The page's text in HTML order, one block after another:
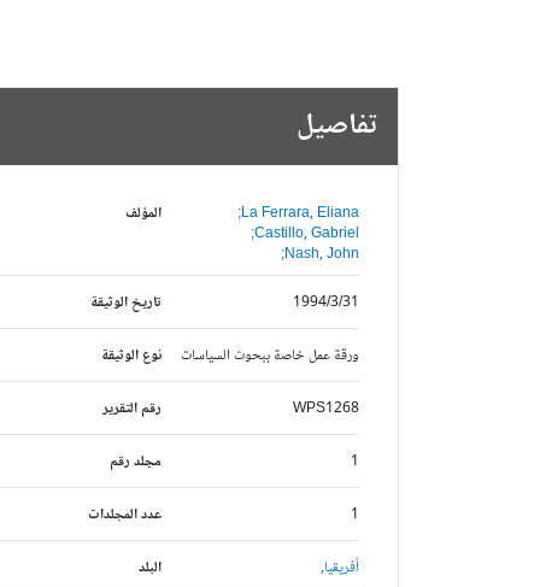
تفاصيل
المؤلف
La Ferrara, Eliana;
Castillo, Gabriel;
Nash, John;
تاريخ الوثيقة
1994/3/31
نوع الوثيقة ورقة عمل خاصة ببحوث السياسات
رقم التقرير WPS1268
مجلد رقم 1
عدد المجلدات 1
البلد أفريقيا,